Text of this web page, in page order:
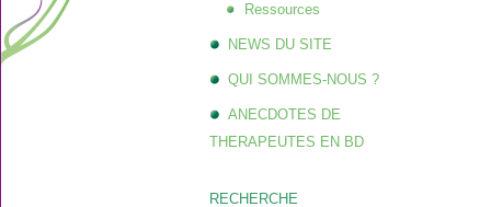
Ressources
NEWS DU SITE
QUI SOMMES-NOUS ?
ANECDOTES DE
THERAPEUTES EN BD
RECHERCHE